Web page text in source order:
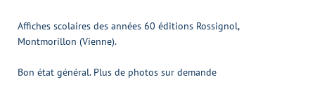
Affiches scolaires des années 60 éditions Rossignol,
Montmorillon (Vienne).
Bon état général. Plus de photos sur demande